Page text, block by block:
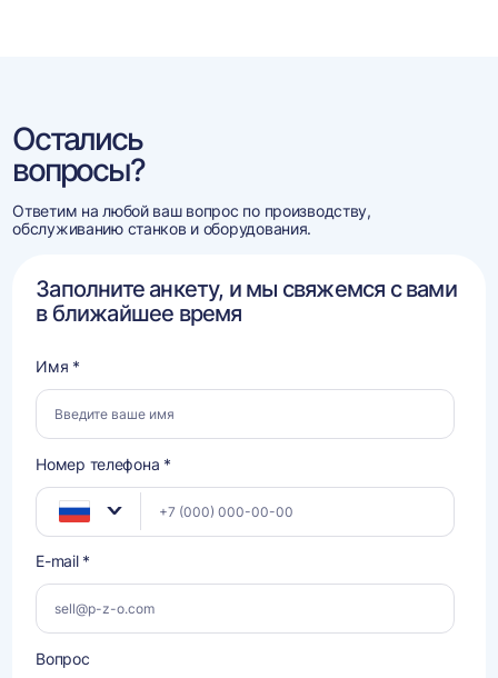
Остались
вопросы?
Ответим на любой ваш вопрос по производству,
обслуживанию станков и оборудования.
Заполните анкету, и мы свяжемся с вами
в ближайшее время
Имя *
Номер телефона *
E-mail *
Вопрос